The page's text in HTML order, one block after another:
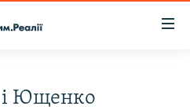
і Ющенко